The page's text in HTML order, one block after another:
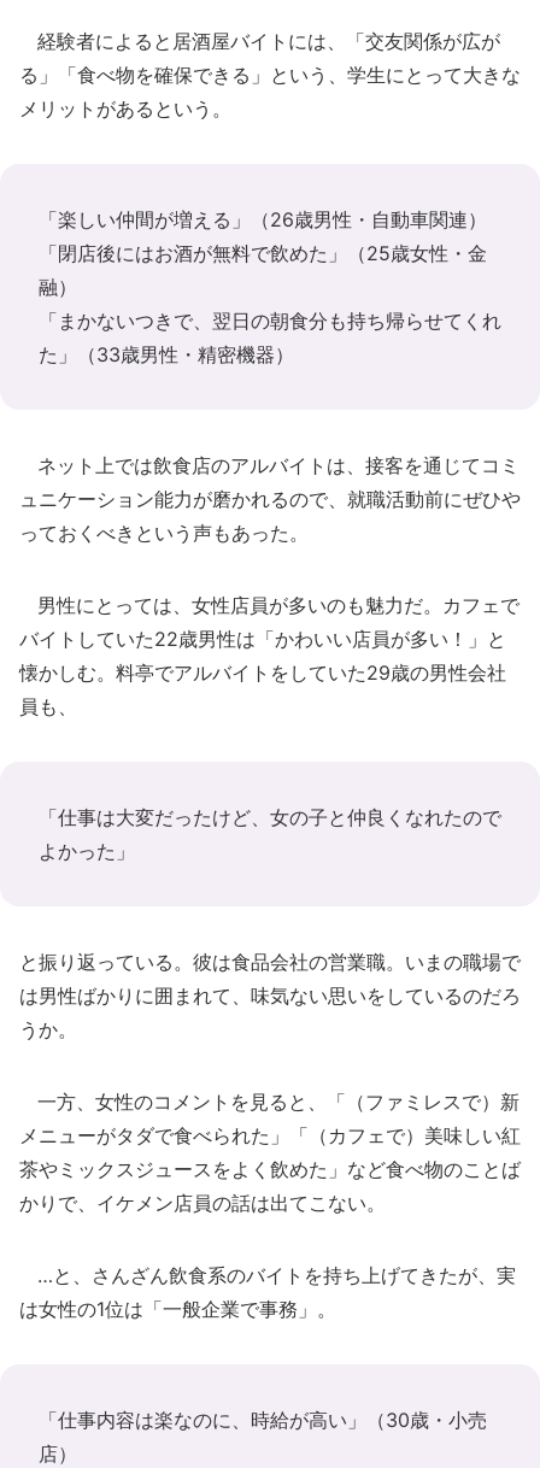
経験者によると居酒屋バイトには、「交友関係が広が
る」「食べ物を確保できる」という、学生にとって大きな
メリットがあるという。
「楽しい仲間が増える」（26歳男性・自動車関連）
「閉店後にはお酒が無料で飲めた」（25歳女性・金
融）
「まかないつきで、翌日の朝食分も持ち帰らせてくれ
た」（33歳男性・精密機器）
ネット上では飲食店のアルバイトは、接客を通じてコミ
ュニケーション能力が磨かれるので、就職活動前にぜひや
っておくべきという声もあった。
男性にとっては、女性店員が多いのも魅力だ。カフェで
バイトしていた22歳男性は「かわいい店員が多い！」と
懐かしむ。料亭でアルバイトをしていた29歳の男性会社
員も、
「仕事は大変だったけど、女の子と仲良くなれたので
よかった」
と振り返っている。彼は食品会社の営業職。いまの職場で
は男性ばかりに囲まれて、味気ない思いをしているのだろ
うか。
一方、女性のコメントを見ると、「（ファミレスで）新
メニューがタダで食べられた」「（カフェで）美味しい紅
茶やミックスジュースをよく飲めた」など食べ物のことば
かりで、イケメン店員の話は出てこない。
…と、さんざん飲食系のバイトを持ち上げてきたが、実
は女性の1位は「一般企業で事務」。
「仕事内容は楽なのに、時給が高い」（30歳・小売
店）